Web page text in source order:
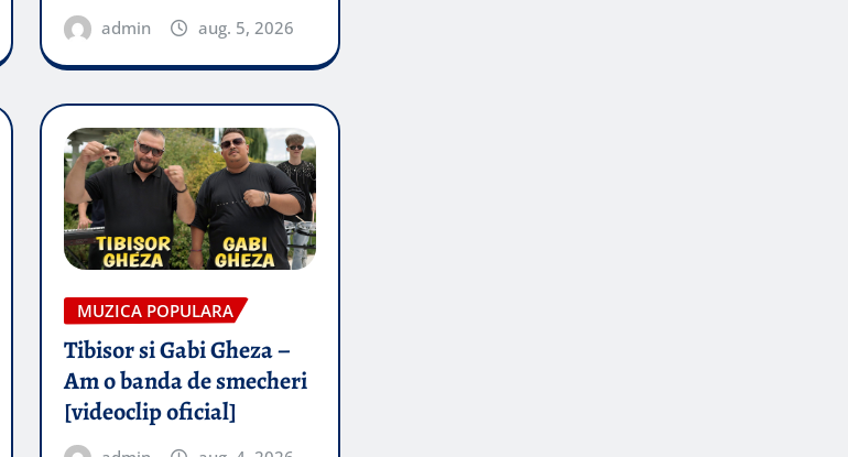
admin aug. 5, 2026
MUZICA POPULARA
Tibisor si Gabi Gheza –
Am o banda de smecheri
[videoclip oficial]